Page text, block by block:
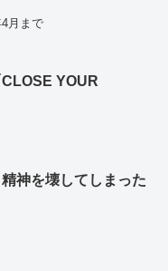
月まで
YOUR
神を壊してしまった